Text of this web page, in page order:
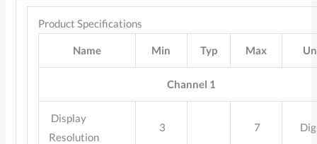
Product Specifications
Name Min Typ Max
Channel 1
Display
Resolution
3 7